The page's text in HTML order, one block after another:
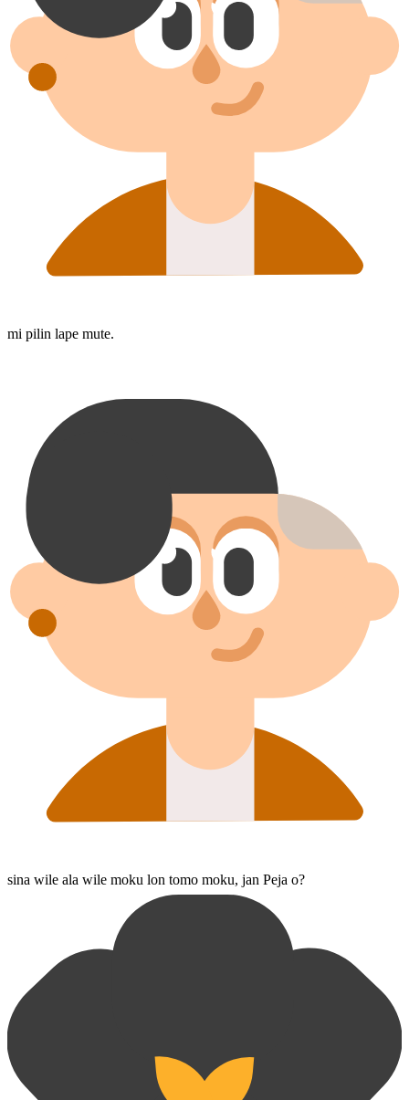
mi pilin lape mute.
sina wile ala wile moku lon tomo moku, jan Peja o?